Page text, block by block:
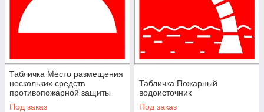
Табличка Место размещения
нескольких средств
противопожарной защиты
Под заказ
Табличка Пожарный
водоисточник
Под заказ